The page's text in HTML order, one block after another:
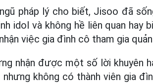
pháp lý cho biết, Jisoo đã
idol và không hề liên quan hay
việc gia đình cô tham gia quản
nhận được một số lời khuyên
không có thành viên gia